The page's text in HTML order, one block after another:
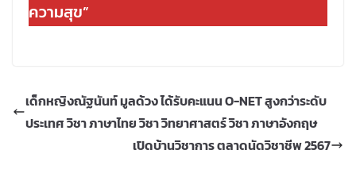
ความสุข”
เด็กหญิงณัฐนันท์ มูลด้วง ได้รับคะแนน O-NET สูงกว่าระดับ
ประเทศ วิชา ภาษาไทย วิชา วิทยาศาสตร์ วิชา ภาษาอังกฤษ
เปิดบ้านวิชาการ ตลาดนัดวิชาชีพ 2567